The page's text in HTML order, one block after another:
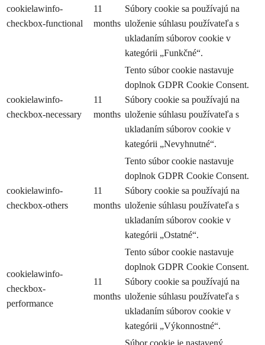
cookielawinfo-
checkbox-functional
11
months
Súbory cookie sa používajú na
uloženie súhlasu používateľa s
ukladaním súborov cookie v
kategórii „Funkčné“.
cookielawinfo-
checkbox-necessary
11
months
Tento súbor cookie nastavuje
doplnok GDPR Cookie Consent.
Súbory cookie sa používajú na
uloženie súhlasu používateľa s
ukladaním súborov cookie v
kategórii „Nevyhnutné“.
cookielawinfo-
checkbox-others
11
months
Tento súbor cookie nastavuje
doplnok GDPR Cookie Consent.
Súbory cookie sa používajú na
uloženie súhlasu používateľa s
ukladaním súborov cookie v
kategórii „Ostatné“.
cookielawinfo-
checkbox-
performance
11
months
Tento súbor cookie nastavuje
doplnok GDPR Cookie Consent.
Súbory cookie sa používajú na
uloženie súhlasu používateľa s
ukladaním súborov cookie v
kategórii „Výkonnostné“.
Súbor cookie je nastavený